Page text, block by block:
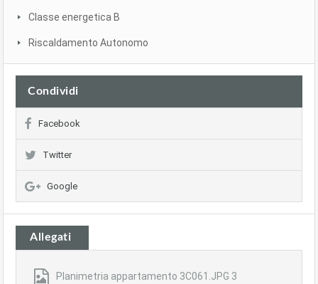
Classe energetica B
Riscaldamento Autonomo
Condividi
Facebook
Twitter
Google
Allegati
Planimetria appartamento 3C061.JPG 3